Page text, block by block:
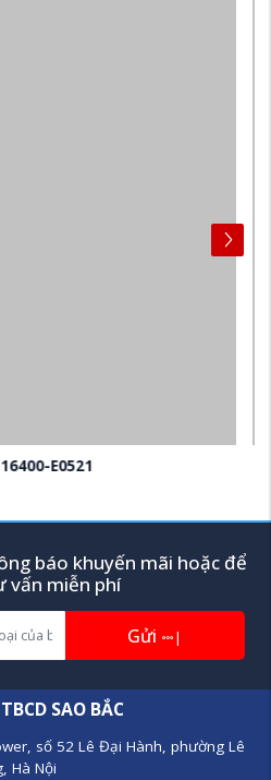
NƯớC 16400-E0520
báo khuyến mãi hoặc để
vấn miễn phí
Gửi |
SAO BẮC
số 52 Lê Đại Hành, phường Lê
Hà Nội